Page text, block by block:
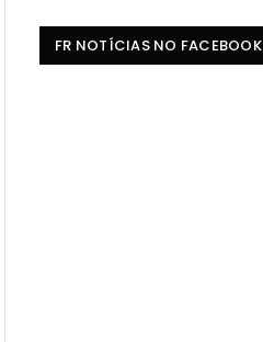
FR NOTÍCIAS NO FACEBOOK